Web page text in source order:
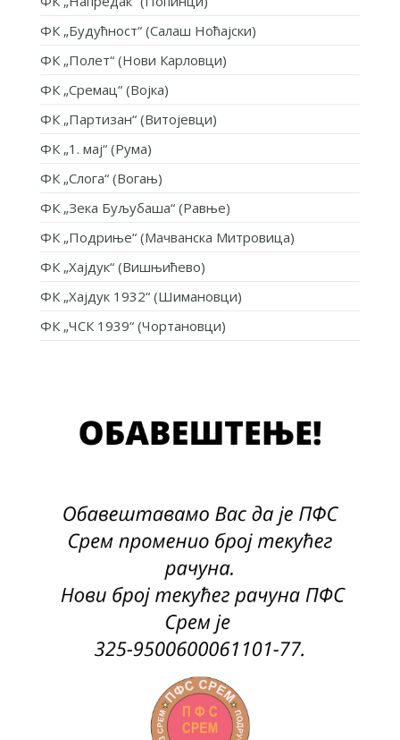
ФК „Будућност“ (Салаш Ноћајски)
ФК „Полет“ (Нови Карловци)
ФК „Сремац“ (Војка)
ФК „Партизан“ (Витојевци)
ФК „1. мај“ (Рума)
ФК „Слога“ (Вогањ)
ФК „Зека Буљубаша“ (Равње)
ФК „Подриње“ (Мачванска Митровица)
ФК „Хајдук“ (Вишњићево)
ФК „Хајдук 1932“ (Шимановци)
ФК „ЧСК 1939“ (Чортановци)